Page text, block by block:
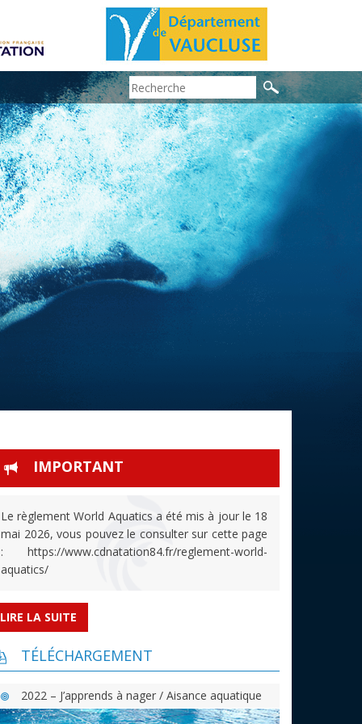
Search:
IMPORTANT
Le règlement World Aquatics a été mis à jour le 18
mai 2026, vous pouvez le consulter sur cette page
: https://www.cdnatation84.fr/reglement-world-
aquatics/
LIRE LA SUITE
TÉLÉCHARGEMENT
2022 – J’apprends à nager / Aisance aquatique